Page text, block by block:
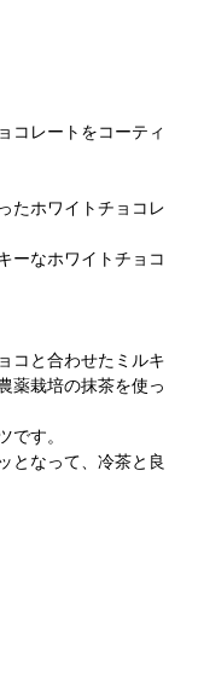
コレートをコーティ
たホワイトチョコレ
ーなホワイトチョコ
コと合わせたミルキ
薬栽培の抹茶を使っ
です。
となって、冷茶と良